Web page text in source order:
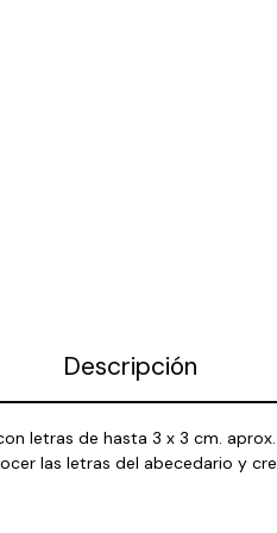
Descripción
letras de hasta 3 x 3 cm.
las letras del abecedario y